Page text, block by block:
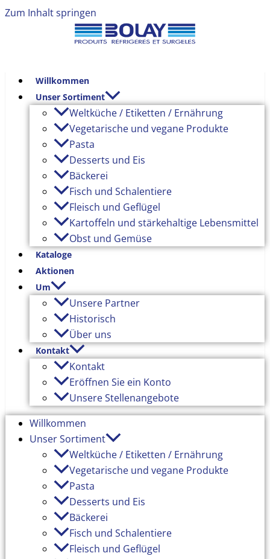
Zum Inhalt springen
Willkommen
Unser Sortiment
Weltküche / Etiketten / Ernährung
Vegetarische und vegane Produkte
Pasta
Desserts und Eis
Bäckerei
Fisch und Schalentiere
Fleisch und Geflügel
Kartoffeln und stärkehaltige Lebensmittel
Obst und Gemüse
Kataloge
Aktionen
Um
Unsere Partner
Historisch
Über uns
Kontakt
Kontakt
Eröffnen Sie ein Konto
Unsere Stellenangebote
Willkommen
Unser Sortiment
Weltküche / Etiketten / Ernährung
Vegetarische und vegane Produkte
Pasta
Desserts und Eis
Bäckerei
Fisch und Schalentiere
Fleisch und Geflügel